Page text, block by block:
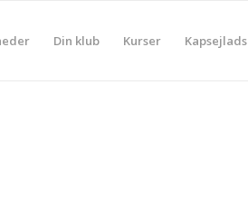
Din klub Kurser Kapsejlads